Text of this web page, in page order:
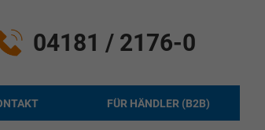
04181 / 2176-0
FÜR HÄNDLER (B2B)